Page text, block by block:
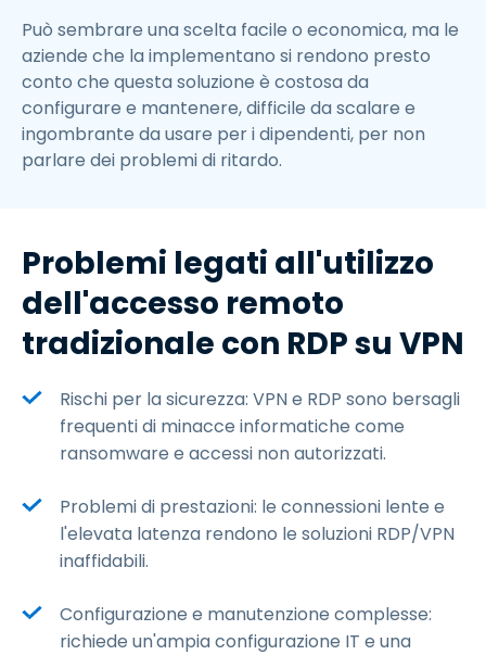
Può sembrare una scelta facile o economica, ma le
aziende che la implementano si rendono presto
conto che questa soluzione è costosa da
configurare e mantenere, difficile da scalare e
ingombrante da usare per i dipendenti, per non
parlare dei problemi di ritardo.
Problemi legati all'utilizzo
dell'accesso remoto
tradizionale con RDP su VPN
Rischi per la sicurezza: VPN e RDP sono bersagli
frequenti di minacce informatiche come
ransomware e accessi non autorizzati.
Problemi di prestazioni: le connessioni lente e
l'elevata latenza rendono le soluzioni RDP/VPN
inaffidabili.
Configurazione e manutenzione complesse:
richiede un'ampia configurazione IT e una